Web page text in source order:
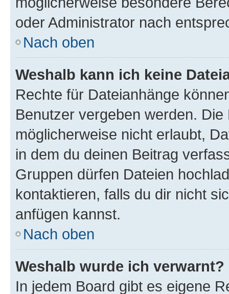
oder Administrator nach
Nach oben
Weshalb kann ich keine
Rechte für Dateianhänge
Benutzer vergeben werden.
möglicherweise nicht erlaubt,
in dem du deinen Beitrag
Gruppen dürfen Dateien
kontaktieren, falls du dir nicht
anfügen kannst.
Nach oben
Weshalb wurde ich verwarnt?
In jedem Board gibt es eigene